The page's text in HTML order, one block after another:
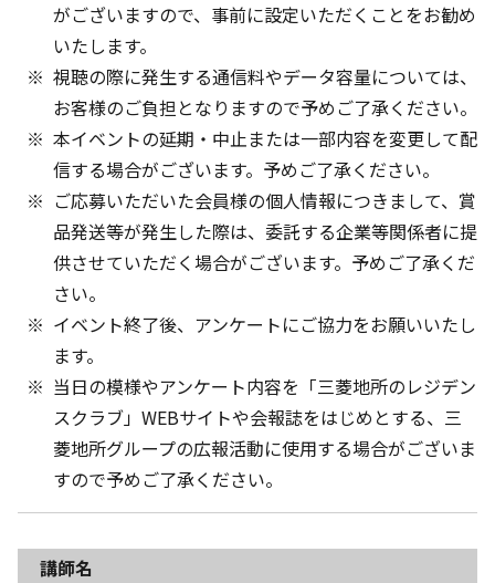
がございますので、事前に設定いただくことをお勧め
いたします。
視聴の際に発生する通信料やデータ容量については、
お客様のご負担となりますので予めご了承ください。
本イベントの延期・中止または一部内容を変更して配
信する場合がございます。予めご了承ください。
ご応募いただいた会員様の個人情報につきまして、賞
品発送等が発生した際は、委託する企業等関係者に提
供させていただく場合がございます。予めご了承くだ
さい。
イベント終了後、アンケートにご協力をお願いいたし
ます。
当日の模様やアンケート内容を「三菱地所のレジデン
スクラブ」WEBサイトや会報誌をはじめとする、三
菱地所グループの広報活動に使用する場合がございま
すので予めご了承ください。
講師名